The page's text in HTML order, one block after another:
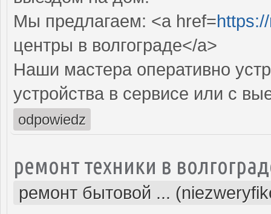
Мы предлагаем: <a href=
центры в волгограде</a>
Наши мастера оперативно
устройства в сервисе или с
odpowiedz
ремонт техники в
ремонт бытовой ...